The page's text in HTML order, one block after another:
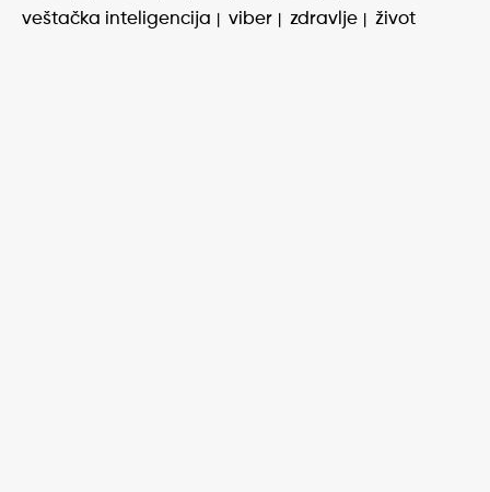
veštačka inteligencija
viber zdravlje život